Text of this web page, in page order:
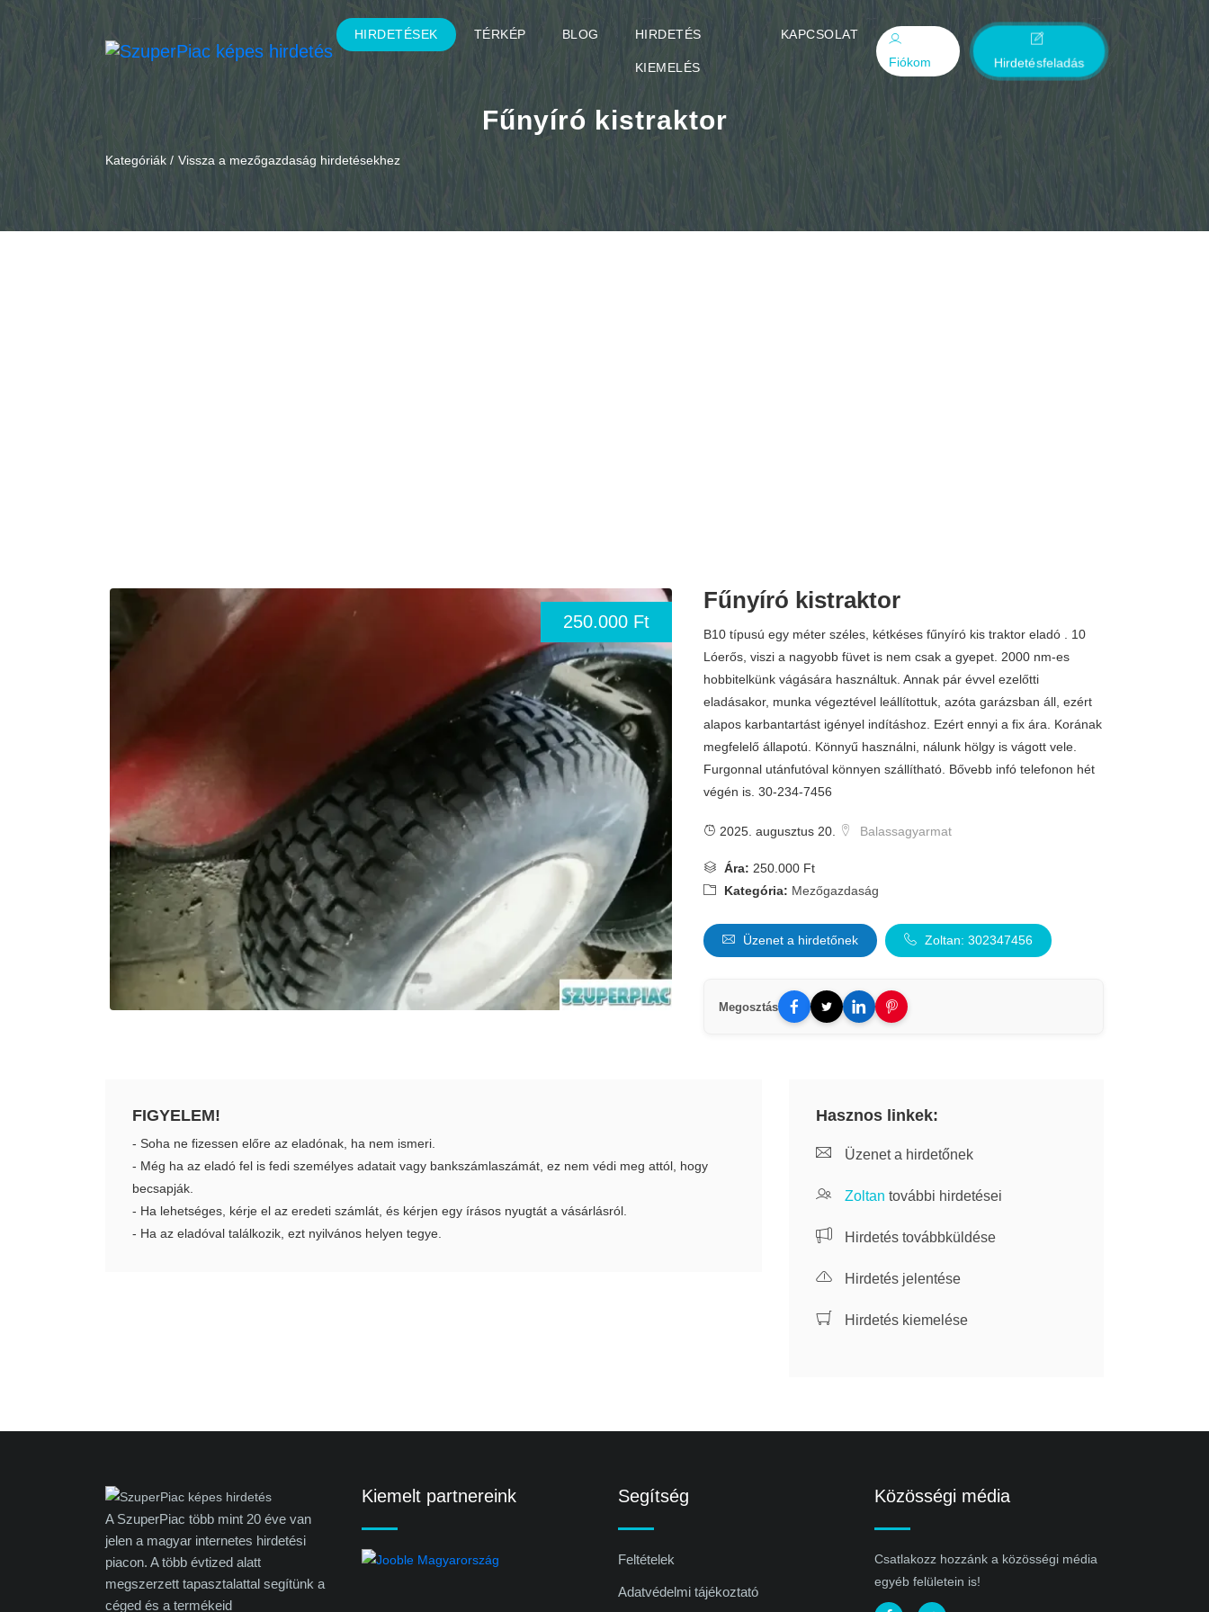
HIRDETÉSEK TÉRKÉP BLOG HIRDETÉS
KIEMELÉS
KAPCSOLAT
Fiókom
Hirdetésfeladás
Fűnyíró kistraktor
Kategóriák / Vissza a mezőgazdaság hirdetésekhez
250.000 Ft
Fűnyíró kistraktor
B10 típusú egy méter széles, kétkéses fűnyíró kis traktor eladó . 10
Lóerős, viszi a nagyobb füvet is nem csak a gyepet. 2000 nm-es
hobbitelkünk vágására használtuk. Annak pár évvel ezelőtti
eladásakor, munka végeztével leállítottuk, azóta garázsban áll, ezért
alapos karbantartást igényel indításhoz. Ezért ennyi a fix ára. Korának
megfelelő állapotú. Könnyű használni, nálunk hölgy is vágott vele.
Furgonnal utánfutóval könnyen szállítható. Bővebb infó telefonon hét
végén is. 30-234-7456
2025. augusztus 20. Balassagyarmat
Ára: 250.000 Ft
Kategória: Mezőgazdaság
Üzenet a hirdetőnek Zoltan: 302347456
Megosztás
FIGYELEM!
- Soha ne fizessen előre az eladónak, ha nem ismeri.
- Még ha az eladó fel is fedi személyes adatait vagy bankszámlaszámát, ez nem védi meg attól, hogy
becsapják.
- Ha lehetséges, kérje el az eredeti számlát, és kérjen egy írásos nyugtát a vásárlásról.
- Ha az eladóval találkozik, ezt nyilvános helyen tegye.
Hasznos linkek:
Üzenet a hirdetőnek
Zoltan további hirdetései
Hirdetés továbbküldése
Hirdetés jelentése
Hirdetés kiemelése
A SzuperPiac több mint 20 éve van
jelen a magyar internetes hirdetési
piacon. A több évtized alatt
megszerzett tapasztalattal segítünk a
céged és a termékeid
Kiemelt partnereink Segítség
Feltételek
Adatvédelmi tájékoztató
Közösségi média
Csatlakozz hozzánk a közösségi média
egyéb felületein is!